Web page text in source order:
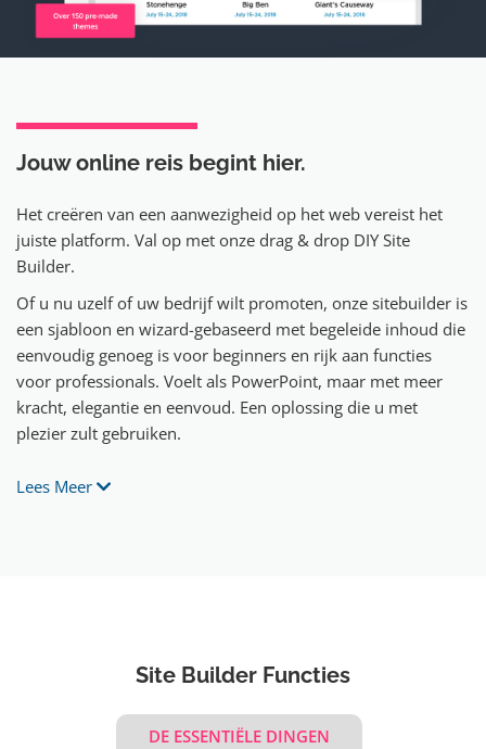
Jouw online reis begint hier.
Het creëren van een aanwezigheid op het web vereist het
juiste platform. Val op met onze drag & drop DIY Site
Builder.
Of u nu uzelf of uw bedrijf wilt promoten, onze sitebuilder is
een sjabloon en wizard-gebaseerd met begeleide inhoud die
eenvoudig genoeg is voor beginners en rijk aan functies
voor professionals. Voelt als PowerPoint, maar met meer
kracht, elegantie en eenvoud. Een oplossing die u met
plezier zult gebruiken.
Lees Meer
Site Builder Functies
DE ESSENTIËLE DINGEN